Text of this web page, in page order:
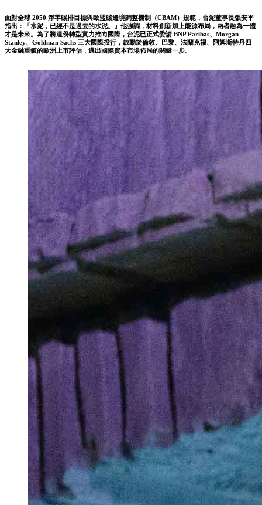
面對全球 2050 淨零碳排目標與歐盟碳邊境調整機制（CBAM）規範，台泥董事長張安平
指出：「水泥，已經不是過去的水泥。」他強調，材料創新加上能源布局，兩者融為一體
才是未來。為了將這份轉型實力推向國際，台泥已正式委請 BNP Paribas、Morgan
Stanley、Goldman Sachs 三大國際投行，啟動於倫敦、巴黎、法蘭克福、阿姆斯特丹四
大金融重鎮的歐洲上市評估，邁出國際資本市場佈局的關鍵一步。